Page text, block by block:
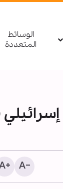
الوسائط
المتعددة
بقصف